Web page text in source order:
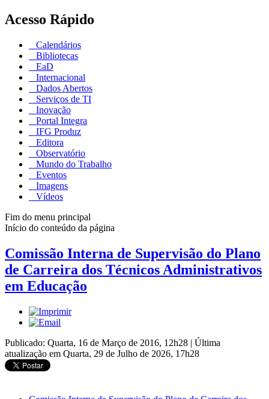
Acesso Rápido
Calendários
Bibliotecas
EaD
Internacional
Dados Abertos
Serviços de TI
Inovação
Portal Integra
IFG Produz
Editora
Observatório
Mundo do Trabalho
Eventos
Imagens
Vídeos
Fim do menu principal
Início do conteúdo da página
Comissão Interna de Supervisão do Plano
de Carreira dos Técnicos Administrativos
em Educação
Publicado: Quarta, 16 de Março de 2016, 12h28 | Última
atualização em Quarta, 29 de Julho de 2026, 17h28